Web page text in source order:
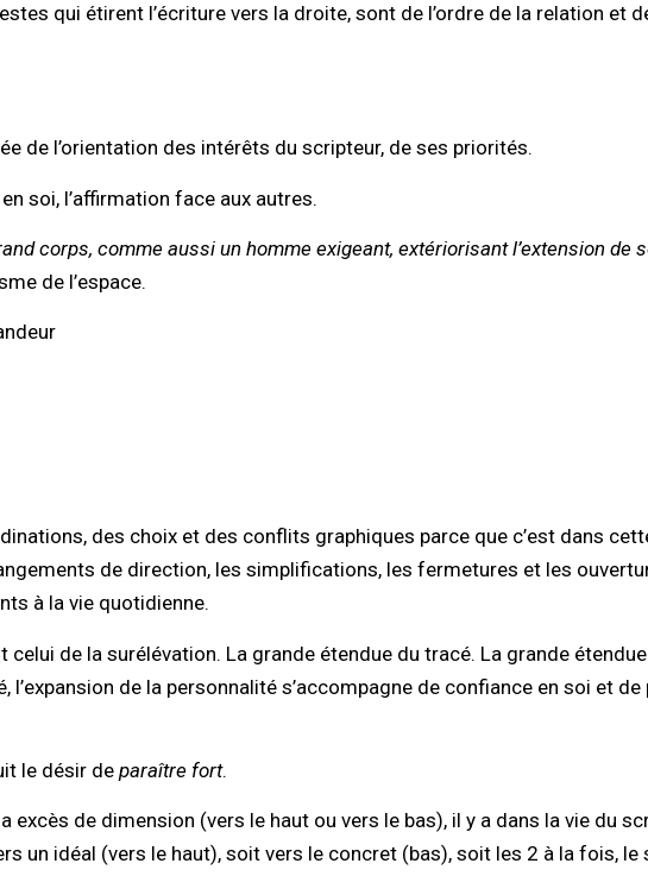
qui étirent l’écriture vers la droite, sont de l’ordre de la relation et
de l’orientation des intérêts du scripteur, de ses priorités.
soi, l’affirmation face aux autres.
corps, comme aussi un homme exigeant, extériorisant l’extension de
de l’espace.
des choix et des conflits graphiques parce que c’est dans
de direction, les simplifications, les fermetures et les
à la vie quotidienne.
de la surélévation. La grande étendue du tracé. La grande
de la personnalité s’accompagne de confiance en soi et
le désir de paraître fort.
excès de dimension (vers le haut ou vers le bas), il y a dans la vie du
un idéal (vers le haut), soit vers le concret (bas), soit les 2 à la fois,